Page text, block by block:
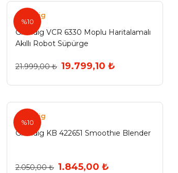
%10
Grundig
Grundıg VCR 6330 Moplu Haritalamalı
Akıllı Robot Süpürge
21.999,00 ₺ 19.799,10 ₺
%10
Grundig
Grundıg KB 422651 Smoothıe Blender
2.050,00 ₺ 1.845,00 ₺